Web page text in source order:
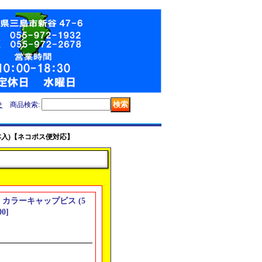
商品検索:
)【ネコポス便対応】
カラーキャップビス (5
]